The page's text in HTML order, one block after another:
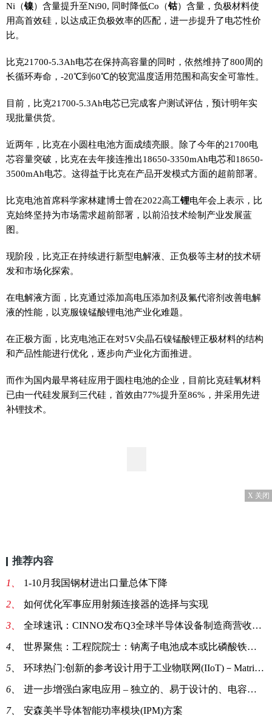
Ni（镍）含量提升至Ni90, 同时降低Co（钴）含量，负极材料使
用高首效硅，以达成正负极效率的匹配，进一步提升了电芯性价
比。
比克21700-5.3Ah电芯在保持高容量的同时，依然维持了800周的
长循环寿命，-20℃到60℃的较宽温度适用范围和高安全可靠性。
目前，比克21700-5.3Ah电芯已完成客户测试评估，预计明年实
现批量供货。
近两年，比克在小圆柱电池方面成绩亮眼。除了今年的21700电
芯容量突破，比克在去年接连推出18650-3350mAh电芯和18650-
3500mAh电芯。这得益于比克在产品开发模式方面的超前部署。
比克电池首席科学家林建博士曾在2022高工锂电年会上表示，比
克始终坚持为市场需求超前部署，以前沿技术绘制产业发展蓝
图。
现阶段，比克正在持续进行新型电解液、正负极等主材的技术研
发和市场化探索。
在电解液方面，比克通过添加高电压添加剂及氟代溶剂改善电解
液的性能，以克服镍锰酸锂电池产业化难题。
在正极方面，比克电池正在对5V尖晶石镍锰酸锂正极材料的结构
和产品性能进行优化，逐步向产业化方面推进。
而作为国内最早将硅应用于圆柱电池的企业，目前比克硅氧材料
已由一代硅发展到三代硅，首效由77%提升至86%，并采用先进
补锂技术。
X 关闭
推荐内容
1、 1-10月我国钢材进出口量总体下降
2、 如何优化军事应用射频连接器的选择与实现
3、 全球速讯：CINNO发布Q3全球半导体设备制造商营收排行：光刻机巨头阿斯麦(ASML)排名第二位
4、 世界聚焦：工程院院士：钠离子电池成本或比磷酸铁锂电池低20%以上
5、 环球热门:创新的参考设计用于工业物联网(IIoT)－MatrixCam视频开发套件
6、 进一步增强白家电应用 – 独立的、易于设计的、电容式触摸开关方案
7、 安森美半导体智能功率模块(IPM)方案